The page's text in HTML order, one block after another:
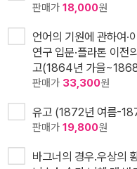
판매가 18,000원
언어의 기원에 관하여·
연구 입문·플라톤 이전
고(1864년 가을
판매가 33,300원
유고 (1872년 여름-
판매가 19,800원
바그너의 경우.우상의